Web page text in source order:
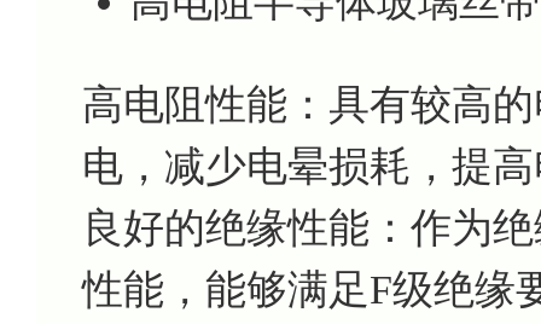
高电阻性能：具有较高
电，减少电晕损耗，提
良好的绝缘性能：作为
性能，能够满足F级绝缘